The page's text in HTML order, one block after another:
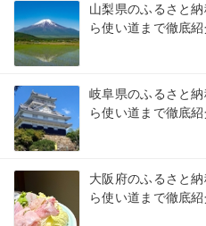
山梨県のふるさと
ら使い道まで徹底紹
岐阜県のふるさと
ら使い道まで徹底紹
大阪府のふるさと
ら使い道まで徹底紹